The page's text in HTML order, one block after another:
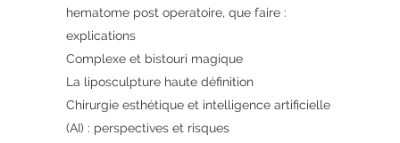
hematome post operatoire, que faire :
explications
Complexe et bistouri magique
La liposculpture haute définition
Chirurgie esthétique et intelligence artificielle
(AI) : perspectives et risques